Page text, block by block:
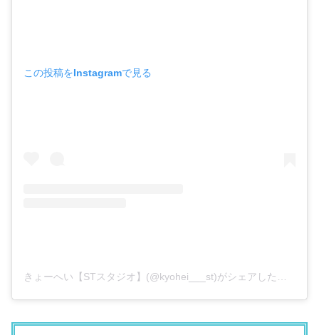
この投稿をInstagramで見る
きょーへい【STスタジオ】(@kyohei___st)がシェアした投稿